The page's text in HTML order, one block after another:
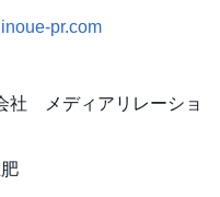
pr.com
社 メディアリレーショ